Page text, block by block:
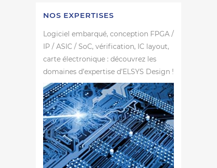
NOS EXPERTISES
Logiciel embarqué, conception FPGA /
IP / ASIC / SoC, vérification, IC layout,
carte électronique : découvrez les
domaines d’expertise d’ELSYS Design !